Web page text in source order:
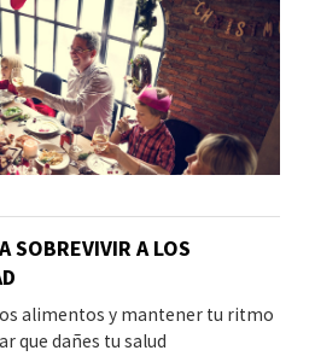
SOBREVIVIR A LOS
alimentos y mantener tu ritmo
que dañes tu salud